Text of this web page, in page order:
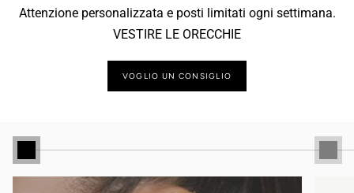
Attenzione personalizzata e posti limitati ogni settimana.
VESTIRE LE ORECCHIE
VOGLIO UN CONSIGLIO